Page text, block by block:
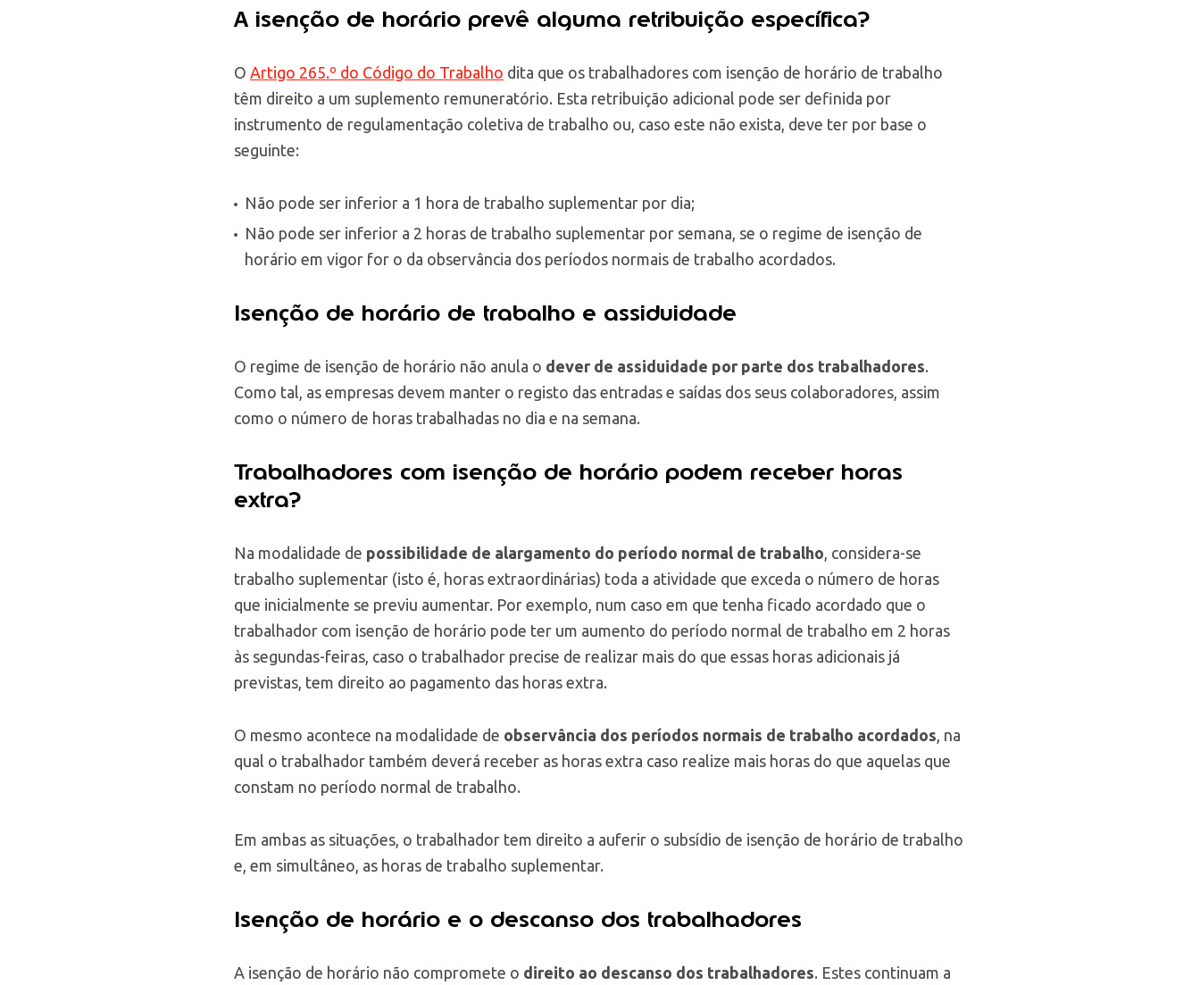
A isenção de horário prevê alguma retribuição específica?
O Artigo 265.º do Código do Trabalho dita que os trabalhadores com isenção de horário de trabalho
têm direito a um suplemento remuneratório. Esta retribuição adicional pode ser definida por
instrumento de regulamentação coletiva de trabalho ou, caso este não exista, deve ter por base o
seguinte:
Não pode ser inferior a 1 hora de trabalho suplementar por dia;
Não pode ser inferior a 2 horas de trabalho suplementar por semana, se o regime de isenção de
horário em vigor for o da observância dos períodos normais de trabalho acordados.
Isenção de horário de trabalho e assiduidade
O regime de isenção de horário não anula o dever de assiduidade por parte dos trabalhadores.
Como tal, as empresas devem manter o registo das entradas e saídas dos seus colaboradores, assim
como o número de horas trabalhadas no dia e na semana.
Trabalhadores com isenção de horário podem receber horas
extra?
Na modalidade de possibilidade de alargamento do período normal de trabalho , considera-se
trabalho suplementar (isto é, horas extraordinárias) toda a atividade que exceda o número de horas
que inicialmente se previu aumentar. Por exemplo, num caso em que tenha ficado acordado que o
trabalhador com isenção de horário pode ter um aumento do período normal de trabalho em 2 horas
às segundas-feiras, caso o trabalhador precise de realizar mais do que essas horas adicionais já
previstas, tem direito ao pagamento das horas extra.
O mesmo acontece na modalidade de observância dos períodos normais de trabalho acordados , na
qual o trabalhador também deverá receber as horas extra caso realize mais horas do que aquelas que
constam no período normal de trabalho.
Em ambas as situações, o trabalhador tem direito a auferir o subsídio de isenção de horário de trabalho
e, em simultâneo, as horas de trabalho suplementar.
Isenção de horário e o descanso dos trabalhadores
A isenção de horário não compromete o direito ao descanso dos trabalhadores. Estes continuam a